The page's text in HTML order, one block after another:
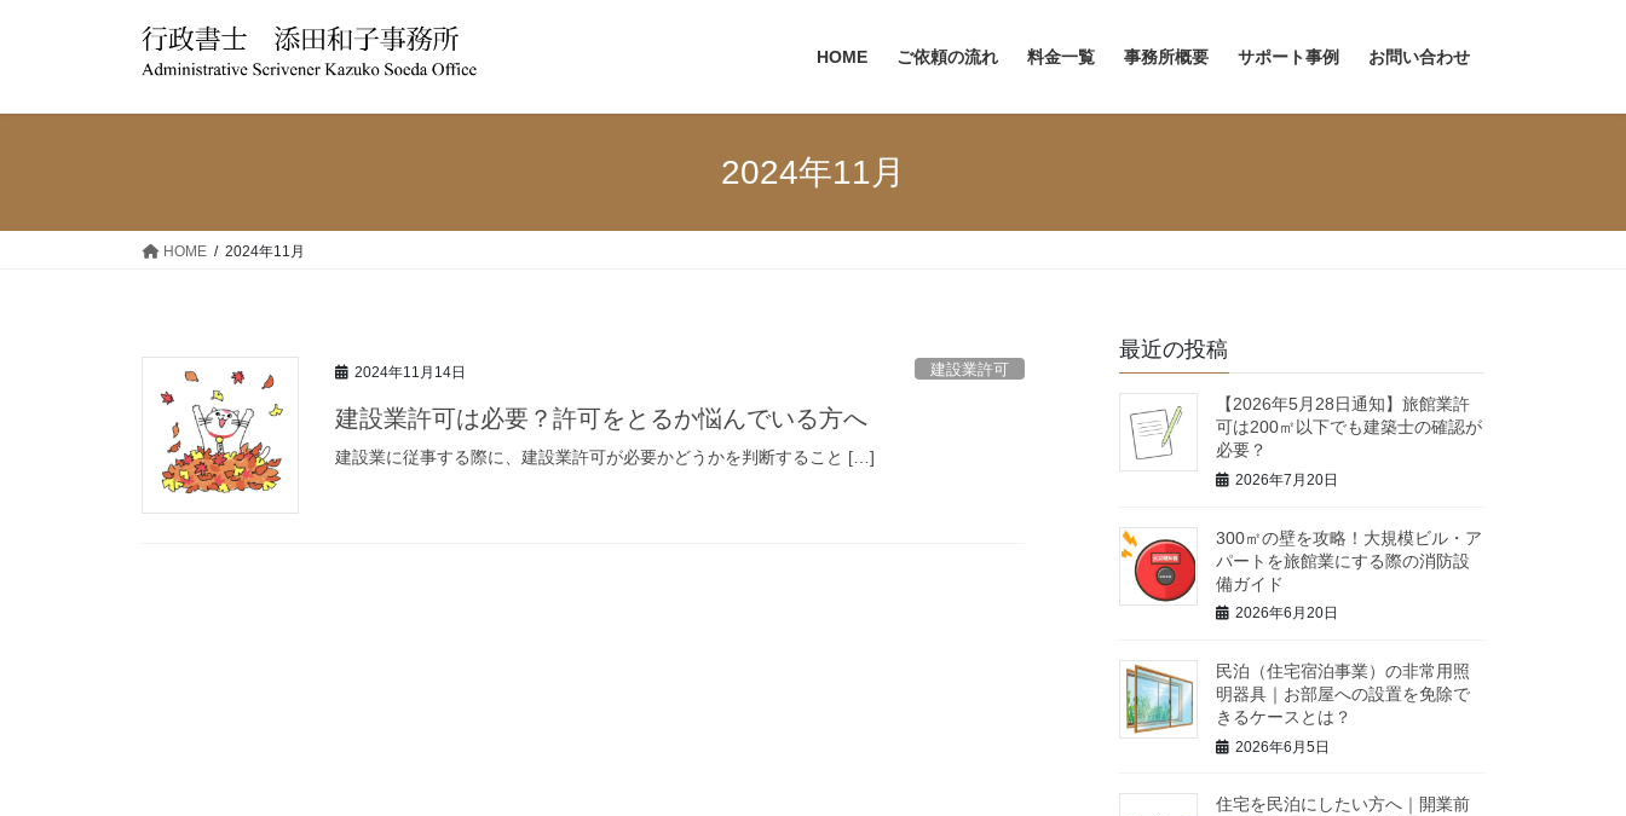
HOME ご依頼の流れ 料金一覧 事務所概要 サポート事例 お問い合わせ
2024年11月
HOME 2024年11月
2024年11月14日 建設業許可
建設業許可は必要？許可をとるか悩んでいる方へ
建設業に従事する際に、建設業許可が必要かどうかを判断すること […]
最近の投稿
【2026年5月28日通知】旅館業許
可は200㎡以下でも建築士の確認が
必要？
2026年7月20日
300㎡の壁を攻略！大規模ビル・ア
パートを旅館業にする際の消防設
備ガイド
2026年6月20日
民泊（住宅宿泊事業）の非常用照
明器具｜お部屋への設置を免除で
きるケースとは？
2026年6月5日
住宅を民泊にしたい方へ｜開業前